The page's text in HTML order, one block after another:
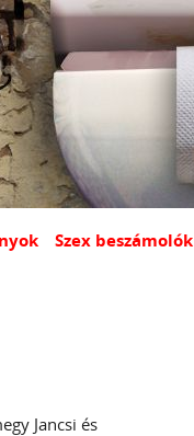
Szex beszámolók
Jancsi és